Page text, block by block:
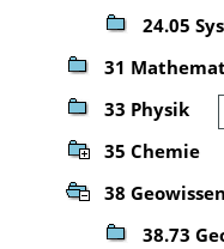
24.05
31
33 Physik
35 Chemie
38
38.73